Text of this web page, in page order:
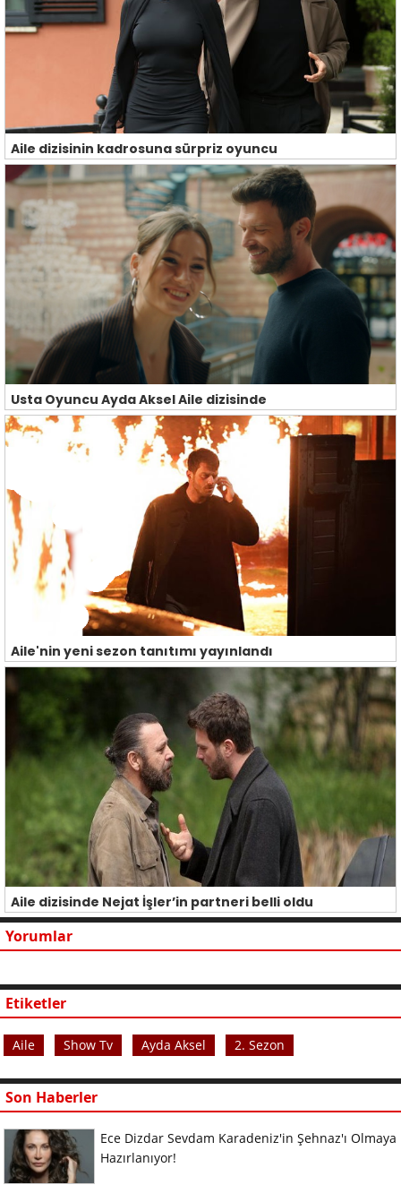
Aile dizisinin kadrosuna sürpriz oyuncu
Usta Oyuncu Ayda Aksel Aile dizisinde
Aile'nin yeni sezon tanıtımı yayınlandı
Aile dizisinde Nejat İşler’in partneri belli oldu
Yorumlar
Etiketler
Aile Show Tv Ayda Aksel 2. Sezon
Son Haberler
Ece Dizdar Sevdam Karadeniz'in Şehnaz'ı Olmaya
Hazırlanıyor!